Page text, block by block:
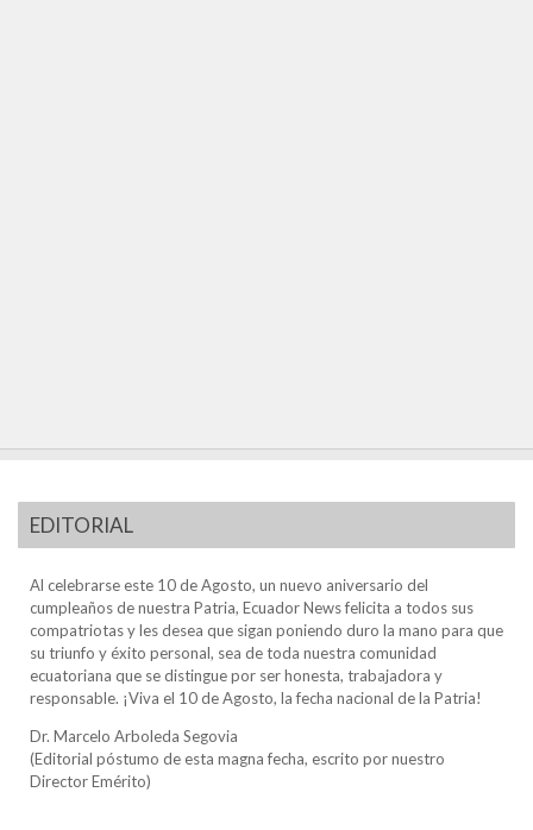
EDITORIAL
Al celebrarse este 10 de Agosto, un nuevo aniversario del
cumpleaños de nuestra Patria, Ecuador News felicita a todos sus
compatriotas y les desea que sigan poniendo duro la mano para que
su triunfo y éxito personal, sea de toda nuestra comunidad
ecuatoriana que se distingue por ser honesta, trabajadora y
responsable. ¡Viva el 10 de Agosto, la fecha nacional de la Patria!
Dr. Marcelo Arboleda Segovia
(Editorial póstumo de esta magna fecha, escrito por nuestro
Director Emérito)